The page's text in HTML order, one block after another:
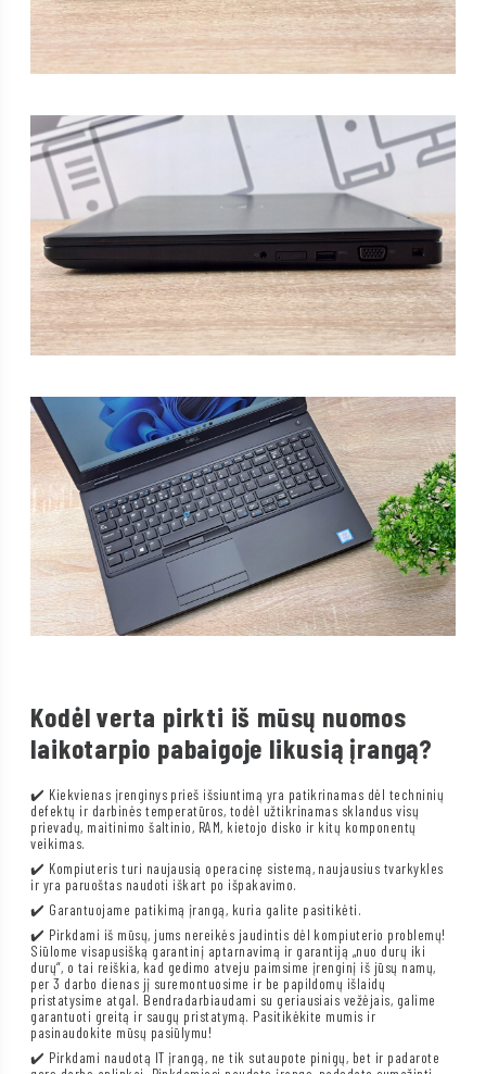
Kodėl verta pirkti iš mūsų nuomos
laikotarpio pabaigoje likusią įrangą?
✔️ Kiekvienas įrenginys prieš išsiuntimą yra patikrinamas dėl techninių
defektų ir darbinės temperatūros, todėl užtikrinamas sklandus visų
prievadų, maitinimo šaltinio, RAM, kietojo disko ir kitų komponentų
veikimas.
✔️ Kompiuteris turi naujausią operacinę sistemą, naujausius tvarkykles
ir yra paruoštas naudoti iškart po išpakavimo.
✔️ Garantuojame patikimą įrangą, kuria galite pasitikėti.
✔️ Pirkdami iš mūsų, jums nereikės jaudintis dėl kompiuterio problemų!
Siūlome visapusišką garantinį aptarnavimą ir garantiją „nuo durų iki
durų“, o tai reiškia, kad gedimo atveju paimsime įrenginį iš jūsų namų,
per 3 darbo dienas jį suremontuosime ir be papildomų išlaidų
pristatysime atgal. Bendradarbiaudami su geriausiais vežėjais, galime
garantuoti greitą ir saugų pristatymą. Pasitikėkite mumis ir
pasinaudokite mūsų pasiūlymu!
✔️ Pirkdami naudotą IT įrangą, ne tik sutaupote pinigų, bet ir padarote